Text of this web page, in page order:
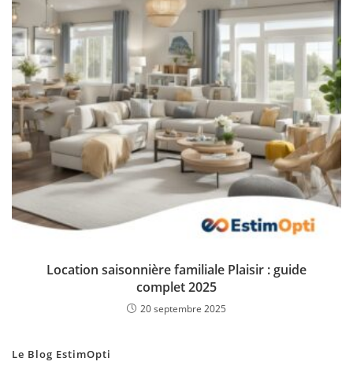
Location saisonnière familiale Plaisir : guide
complet 2025
20 septembre 2025
Le Blog EstimOpti